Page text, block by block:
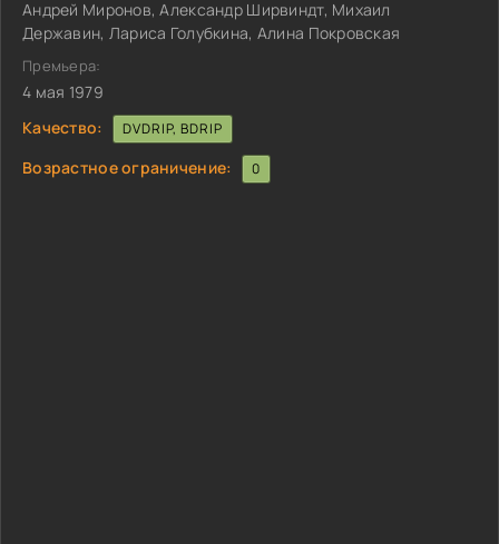
Андрей Миронов, Александр Ширвиндт, Михаил
Державин, Лариса Голубкина, Алина Покровская
Премьера:
4 мая 1979
Качество:
DVDRIP, BDRIP
Возрастное ограничение: 0